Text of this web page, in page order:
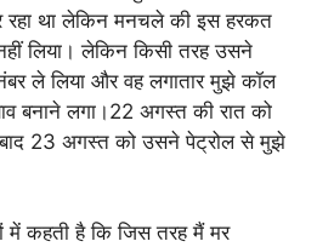
रहा था लेकिन मनचले की इस हरकत
लिया। लेकिन किसी तरह उसने
ले लिया और वह लगातार मुझे कॉल
बनाने लगा।22 अगस्त की रात को
23 अगस्त को उसने पेट्रोल से मुझे
में कहती है कि जिस तरह मैं मर